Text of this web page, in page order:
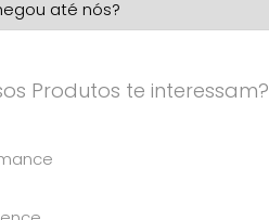
Produtos te interessam?